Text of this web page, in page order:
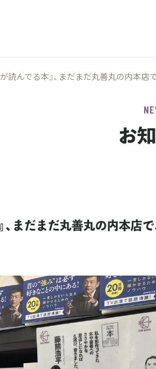
読んでる本』、まだまだ丸善丸の内本店
お
、まだまだ丸善丸の内本店で